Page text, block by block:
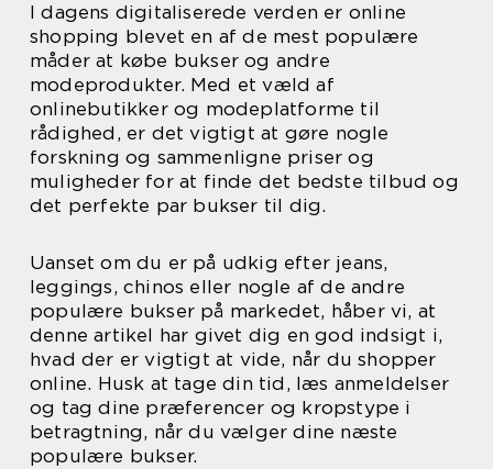
I dagens digitaliserede verden er online
shopping blevet en af de mest populære
måder at købe bukser og andre
modeprodukter. Med et væld af
onlinebutikker og modeplatforme til
rådighed, er det vigtigt at gøre nogle
forskning og sammenligne priser og
muligheder for at finde det bedste tilbud og
det perfekte par bukser til dig.
Uanset om du er på udkig efter jeans,
leggings, chinos eller nogle af de andre
populære bukser på markedet, håber vi, at
denne artikel har givet dig en god indsigt i,
hvad der er vigtigt at vide, når du shopper
online. Husk at tage din tid, læs anmeldelser
og tag dine præferencer og kropstype i
betragtning, når du vælger dine næste
populære bukser.